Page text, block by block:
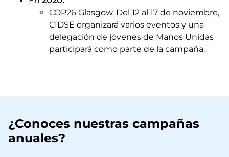
COP26 Glasgow. Del 12 al 17 de noviembre,
CIDSE organizará varios eventos y una
delegación de jóvenes de Manos Unidas
participará como parte de la campaña.
¿Conoces nuestras campañas
anuales?